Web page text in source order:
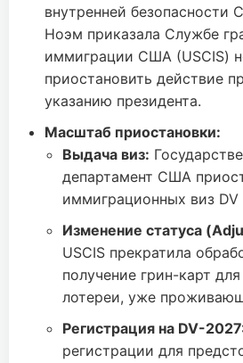
внутренней безопасности
Ноэм приказала Службе
иммиграции США (USCIS)
приостановить действие
указанию президента.
Масштаб приостановки:
Выдача виз:
департамент США
иммиграционных виз
Изменение статуса
USCIS прекратила
получение грин-карт
лотереи, уже
Регистрация на DV-
регистрации для